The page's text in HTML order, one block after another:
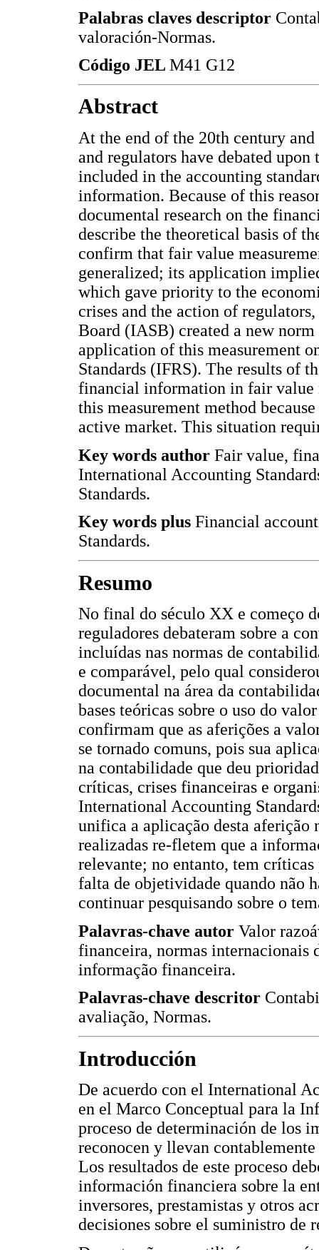
Palabras claves descriptor
valoración-Normas.
Código JEL M41 G12
Abstract
At the end of the 20th century
and regulators have debated
included in the accounting
information. Because of this
documental research on the
describe the theoretical basis of
confirm that fair value
generalized; its application
which gave priority to the
crises and the action of
Board (IASB) created a new
application of this measurement
Standards (IFRS). The results of
financial information in fair value
this measurement method
active market. This situation
Key words author Fair value,
International Accounting
Standards.
Key words plus Financial
Standards.
Resumo
No final do século XX e começo
reguladores debateram sobre a
incluídas nas normas de
e comparável, pelo qual
documental na área da
bases teóricas sobre o uso do
confirmam que as aferições a
se tornado comuns, pois sua
na contabilidade que deu
críticas, crises financeiras e
International Accounting
unifica a aplicação desta aferição
realizadas re-fletem que a
relevante; no entanto, tem críticas
falta de objetividade quando não
continuar pesquisando sobre o
Palavras-chave autor Valor
financeira, normas internacionais
informação financeira.
Palavras-chave descritor
avaliação, Normas.
Introducción
De acuerdo con el International
en el Marco Conceptual para la
proceso de determinación de los
reconocen y llevan
Los resultados de este proceso
información financiera sobre la
inversores, prestamistas y otros
decisiones sobre el suministro de